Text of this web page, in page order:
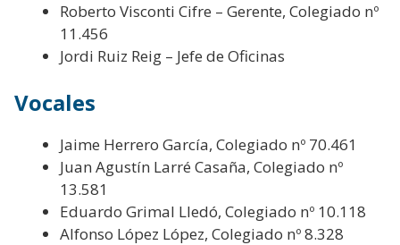
Roberto Visconti Cifre – Gerente, Colegiado nº
11.456
Jordi Ruiz Reig – Jefe de Oficinas
Vocales
Jaime Herrero García, Colegiado nº 70.461
Juan Agustín Larré Casaña, Colegiado nº
13.581
Eduardo Grimal Lledó, Colegiado nº 10.118
Alfonso López López, Colegiado nº 8.328